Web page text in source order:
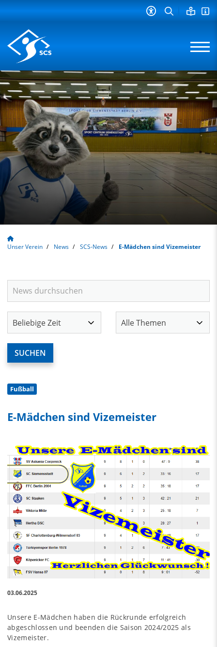
Unser Verein News SCS-News E-Mädchen sind Vizemeister
Fußball
E-Mädchen sind Vizemeister
03.06.2025
Unsere E-Mädchen haben die Rückrunde erfolgreich
abgeschlossen und beenden die Saison 2024/2025 als
Vizemeister.